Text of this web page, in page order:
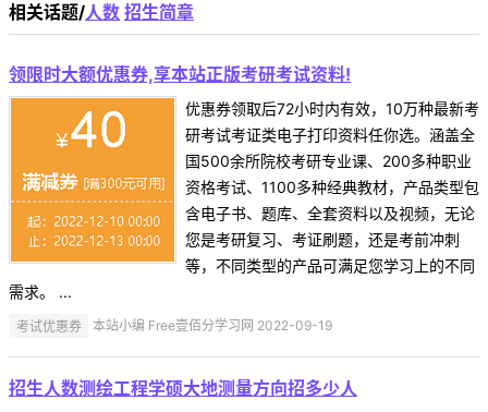
相关话题/人数 招生简章
领限时大额优惠券,享本站正版考研考试资料!
优惠券领取后72小时内有效，10万种最新考
研考试考证类电子打印资料任你选。涵盖全
国500余所院校考研专业课、200多种职业
资格考试、1100多种经典教材，产品类型包
含电子书、题库、全套资料以及视频，无论
您是考研复习、考证刷题，还是考前冲刺
等，不同类型的产品可满足您学习上的不同
需求。 ...
考试优惠券 本站小编 Free壹佰分学习网 2022-09-19
招生人数测绘工程学硕大地测量方向招多少人